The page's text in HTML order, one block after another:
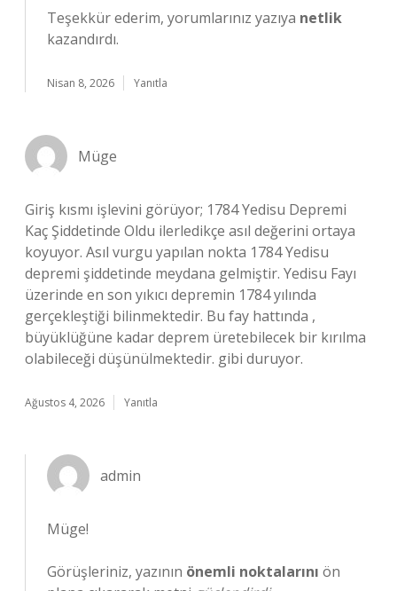
Teşekkür ederim, yorumlarınız yazıya netlik
kazandırdı.
Nisan 8, 2026 Yanıtla
Müge
Giriş kısmı işlevini görüyor; 1784 Yedisu Depremi
Kaç Şiddetinde Oldu ilerledikçe asıl değerini ortaya
koyuyor. Asıl vurgu yapılan nokta 1784 Yedisu
depremi şiddetinde meydana gelmiştir. Yedisu Fayı
üzerinde en son yıkıcı depremin 1784 yılında
gerçekleştiği bilinmektedir. Bu fay hattında ,
büyüklüğüne kadar deprem üretebilecek bir kırılma
olabileceği düşünülmektedir. gibi duruyor.
Ağustos 4, 2026 Yanıtla
admin
Müge!
Görüşleriniz, yazının önemli noktalarını ön